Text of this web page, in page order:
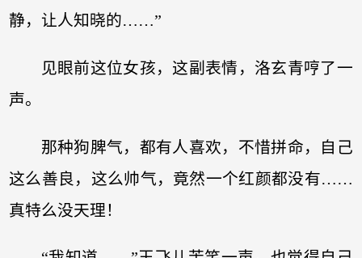
静，让人知晓的……”
见眼前这位女孩，这副表情，洛玄青哼了一
声。
那种狗脾气，都有人喜欢，不惜拼命，自己
这么善良，这么帅气，竟然一个红颜都没有……
真特么没天理！